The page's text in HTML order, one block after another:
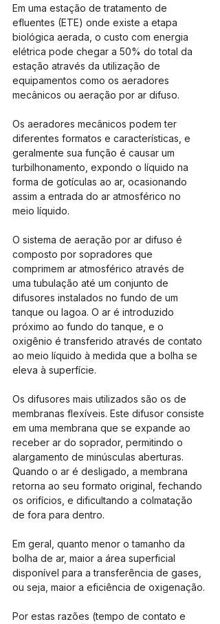
Em uma estação de tratamento de
efluentes (ETE) onde existe a etapa
biológica aerada, o custo com energia
elétrica pode chegar a 50% do total da
estação através da utilização de
equipamentos como os aeradores
mecânicos ou aeração por ar difuso.
Os aeradores mecânicos podem ter
diferentes formatos e características, e
geralmente sua função é causar um
turbilhonamento, expondo o líquido na
forma de gotículas ao ar, ocasionando
assim a entrada do ar atmosférico no
meio líquido.
O sistema de aeração por ar difuso é
composto por sopradores que
comprimem ar atmosférico através de
uma tubulação até um conjunto de
difusores instalados no fundo de um
tanque ou lagoa. O ar é introduzido
próximo ao fundo do tanque, e o
oxigênio é transferido através de contato
ao meio líquido à medida que a bolha se
eleva à superfície.
Os difusores mais utilizados são os de
membranas flexíveis. Este difusor consiste
em uma membrana que se expande ao
receber ar do soprador, permitindo o
alargamento de minúsculas aberturas.
Quando o ar é desligado, a membrana
retorna ao seu formato original, fechando
os orifícios, e dificultando a colmatação
de fora para dentro.
Em geral, quanto menor o tamanho da
bolha de ar, maior a área superficial
disponível para a transferência de gases,
ou seja, maior a eficiência de oxigenação.
Por estas razões (tempo de contato e